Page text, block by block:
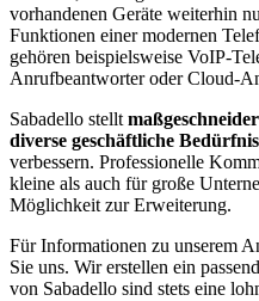
vorhandenen Geräte weiterhin
Funktionen einer modernen
gehören beispielsweise VoIP-
Anrufbeantworter oder Cloud-
Sabadello stellt
diverse geschäftliche
verbessern. Professionelle
kleine als auch für große
Möglichkeit zur Erweiterung.
Für Informationen zu unserem
Sie uns. Wir erstellen ein
von Sabadello sind stets eine